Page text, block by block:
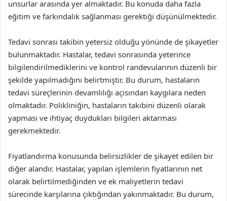
unsurlar arasında yer almaktadır. Bu konuda daha fazla
eğitim ve farkındalık sağlanması gerektiği düşünülmektedir.
Tedavi sonrası takibin yetersiz olduğu yönünde de şikayetler
bulunmaktadır. Hastalar, tedavi sonrasında yeterince
bilgilendirilmediklerini ve kontrol randevularının düzenli bir
şekilde yapılmadığını belirtmiştir. Bu durum, hastaların
tedavi süreçlerinin devamlılığı açısından kaygılara neden
olmaktadır. Polikliniğin, hastaların takibini düzenli olarak
yapması ve ihtiyaç duydukları bilgileri aktarması
gerekmektedir.
Fiyatlandırma konusunda belirsizlikler de şikayet edilen bir
diğer alandır. Hastalar, yapılan işlemlerin fiyatlarının net
olarak belirtilmediğinden ve ek maliyetlerin tedavi
sürecinde karşılarına çıktığından yakınmaktadır. Bu durum,